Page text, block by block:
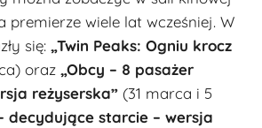
premierze wiele lat wcześniej. W
się: „Twin Peaks: Ogniu krocz
oraz „Obcy – 8 pasażer
reżyserska” (31 marca i 5
decydujące starcie – wersja